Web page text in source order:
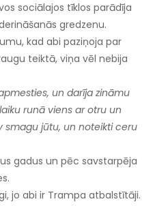
sociālajos tīklos parādīja
gredzenu.
kad abi paziņoja par
teiktā, viņa vēl nebija
un darīja zināmu
runā viens ar otru un
smagu jūtu, un noteikti ceru
gadus un pēc savstarpēja
jo abi ir Trampa atbalstītāji.